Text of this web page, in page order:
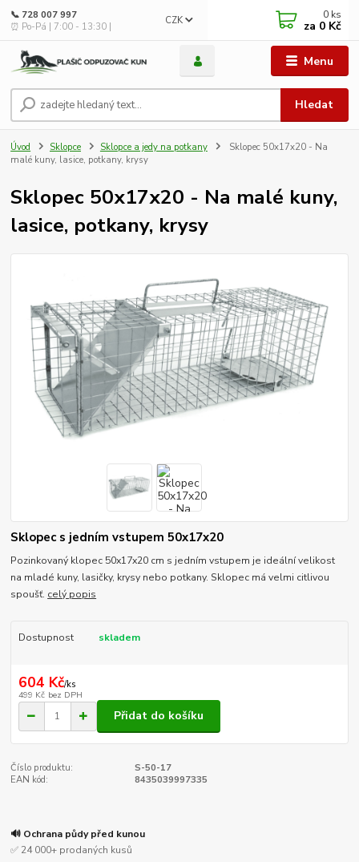
Menu
CZK
Hledat
📞 728 007 997
⏰ Po-Pá | 7:00 - 13:30 |
0 ks
za 0 Kč
Úvod Sklopce Sklopce a jedy na potkany
Sklopec 50x17x20 - Na
malé kuny, lasice, potkany, krysy
Sklopec 50x17x20 - Na malé kuny,
lasice, potkany, krysy
Sklopec s jedním vstupem 50x17x20
Pozinkovaný klopec 50x17x20 cm s jedním vstupem je ideální velikost
na mladé kuny, lasičky, krysy nebo potkany. Sklopec má velmi citlivou
spoušť. celý popis
Dostupnost skladem
604 Kč/ks
499 Kč bez DPH
Přidat do košíku
Číslo produktu:
S-50-17
EAN kód:
8435039997335
🔊 Ochrana půdy před kunou
✅ 24 000+ prodaných kusů